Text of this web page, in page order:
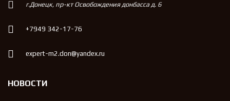
г.Донецк, пр-кт Освобождения донбасса д. 6
+7949 342-17-76
expert-m2.don@yandex.ru
НОВОСТИ